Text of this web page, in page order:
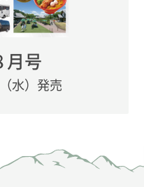
月号
水）発売